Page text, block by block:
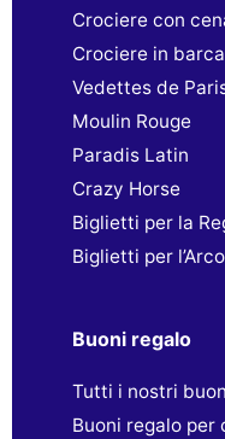
Crociere con
Crociere in
Vedettes de
Moulin Rouge
Paradis Latin
Crazy Horse
Biglietti per la
Biglietti per
Buoni regalo
Tutti i nostri
Buoni regalo per